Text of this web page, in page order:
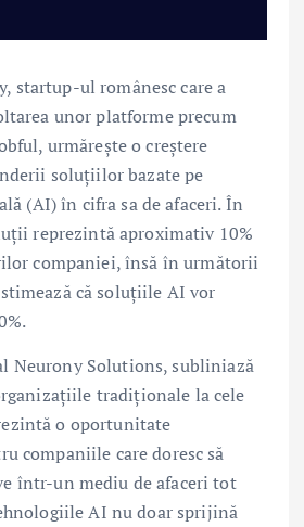
startup-ul românesc care a
unor platforme precum
urmărește o creștere
soluțiilor bazate pe
(AI) în cifra sa de afaceri. În
reprezintă aproximativ 10%
companiei, însă în următorii
că soluțiile AI vor
Neurony Solutions, subliniază
tradiționale la cele
o oportunitate
companiile care doresc să
într-un mediu de afaceri tot
AI nu doar sprijină